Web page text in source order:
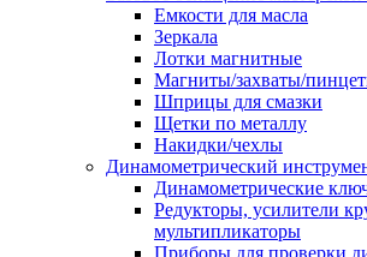
Емкости для масла
Зеркала
Лотки магнитные
Магниты/захваты/
Шприцы для смазки
Щетки по металлу
Накидки/чехлы
Динамометрический
Динамометрические
Редукторы, усилители
мультипликаторы
Приборы для проверки